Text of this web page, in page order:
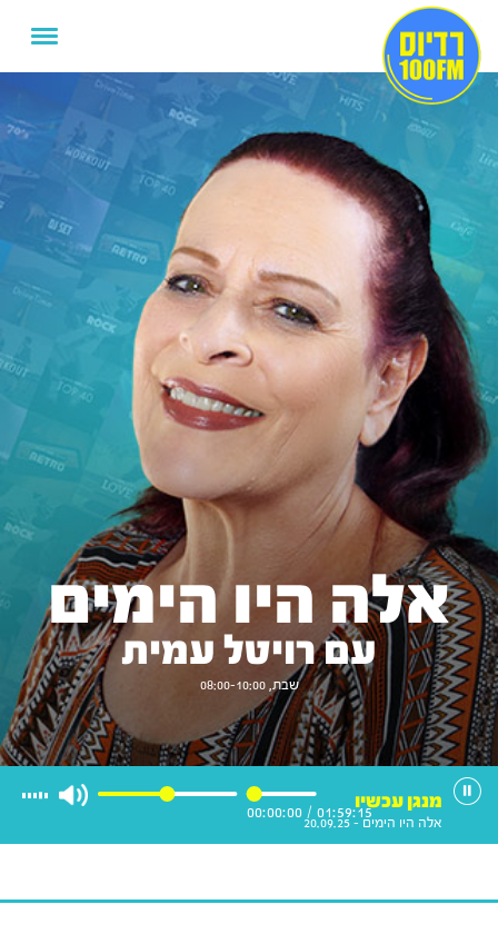
אלה היו הימים
עם רויטל עמית
שבת, 08:00-10:00
01:59:15
/
00:00:00
מנגן עכשיו
אלה היו הימים - 20.09.25